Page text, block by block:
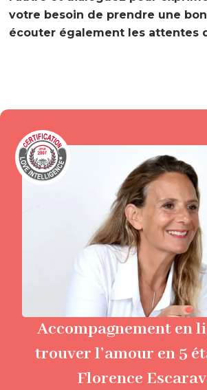
votre besoin de prendre une
écouter également les attentes
Accompagnement en
trouver l’amour en 5
Florence